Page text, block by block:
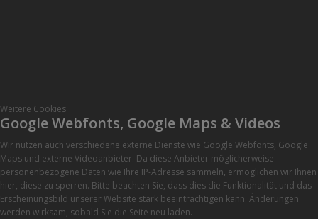
Weitere Cookies
Google Webfonts, Google Maps & Videos
Wir nutzen auch verschiedene externe Dienste wie Google Webfonts, Google
Maps und externe Videoanbieter. Da diese Anbieter möglicherweise
personenbezogene Daten wie Ihre IP-Adresse sammeln, ermöglichen wir Ihnen
hier, diese zu sperren. Bitte beachten Sie, dass dies die Funktionalität und das
Erscheinungsbild unserer Website stark beeinträchtigen kann. Änderungen
werden wirksam, sobald Sie die Seite neu laden.